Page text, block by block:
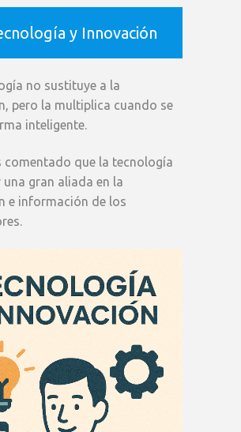
y Innovación
no sustituye a la
pero la multiplica cuando se
inteligente.
comentado que la tecnología
una gran aliada en la
e información de los